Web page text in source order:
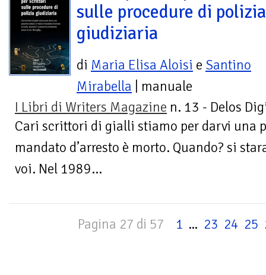
sulle procedure di polizia
giudiziaria
di Maria Elisa Aloisi e Santino
Mirabella | manuale
I Libri di Writers Magazine n. 13 - Delos
Cari scrittori di gialli stiamo per darvi una
mandato d’arresto è morto. Quando? si
voi. Nel 1989…
Pagina 27 di 57 1 ... 23 24 25